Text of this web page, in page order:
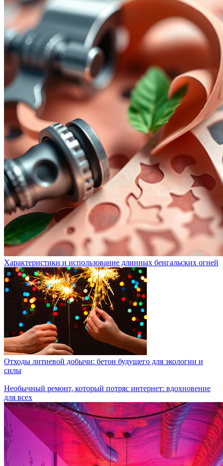
Характеристики и использование длинных бенгальских огней
Отходы литиевой добычи: бетон будущего для экологии и
силы
Необычный ремонт, который потряс интернет: вдохновение
для всех